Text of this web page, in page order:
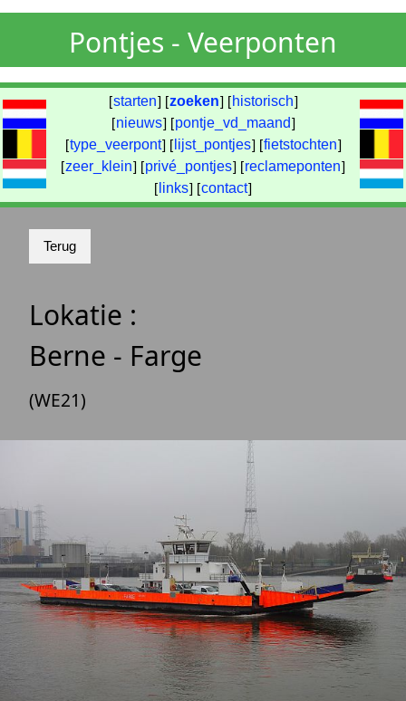
Pontjes - Veerponten
[starten] [zoeken] [ historisch]
[nieuws] [pontje_vd_maand]
[type_veerpont] [ lijst_pontjes] [fietstochten]
[zeer_klein] [privé_pontjes] [reclameponten]
[ links] [contact]
Lokatie :
Berne - Farge
(WE21)